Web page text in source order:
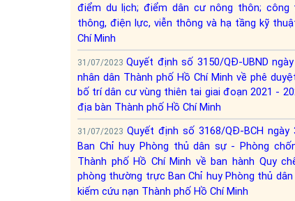
điểm du lịch; điểm dân cư nông thôn; công
thông, điện lực, viễn thông và hạ tầng kỹ
Chí Minh
31/07/2023 Quyết định số 3150/QĐ-UBND
nhân dân Thành phố Hồ Chí Minh về phê
bố trí dân cư vùng thiên tai giai đoạn 2021 -
địa bàn Thành phố Hồ Chí Minh
31/07/2023 Quyết định số 3168/QĐ-BCH
Ban Chỉ huy Phòng thủ dân sự - Phòng
Thành phố Hồ Chí Minh về ban hành Quy
phòng thường trực Ban Chỉ huy Phòng thủ
kiếm cứu nạn Thành phố Hồ Chí Minh